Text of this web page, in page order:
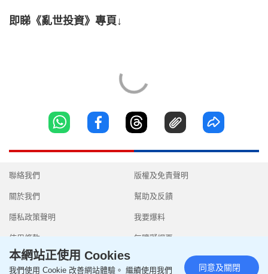
即睇《亂世投資》專頁↓
聯絡我們
關於我們
隱私政策聲明
使用條款
版權及免責聲明
幫助及反饋
我要爆料
無障礙網頁
本網站正使用 Cookies
我們使用 Cookie 改善網站體驗。 繼續使用我們 同意及關閉